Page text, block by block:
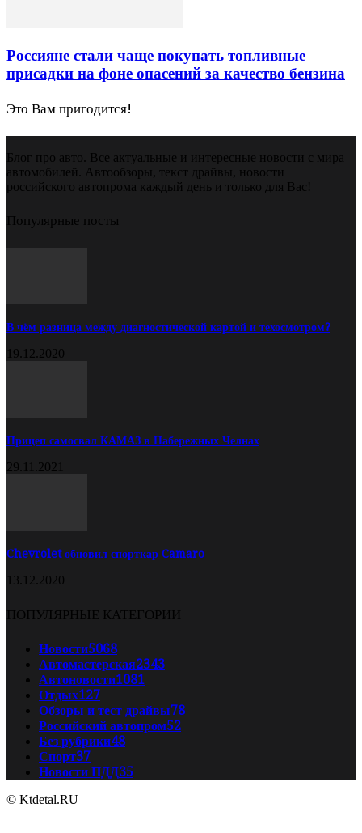
Россияне стали чаще покупать топливные
присадки на фоне опасений за качество бензина
Это Вам пригодится!
Блог про авто. Все актуальные и интересные новости с мира
автомобилей. Автообзоры, текст драйвы, новости
российского автопрома каждый день и только для Вас!
Популярные посты
В чём разница между диагностической картой и техосмотром?
19.12.2020
Прицеп самосвал КАМАЗ в Набережных Челнах
29.11.2021
Chevrolet обновил спорткар Camaro
13.12.2020
ПОПУЛЯРНЫЕ КАТЕГОРИИ
Новости5068
Автомастерская2343
Автоновости1081
Отдых127
Обзоры и тест драйвы78
Российский автопром52
Без рубрики48
Спорт37
Новости ПДД35
© Ktdetal.RU